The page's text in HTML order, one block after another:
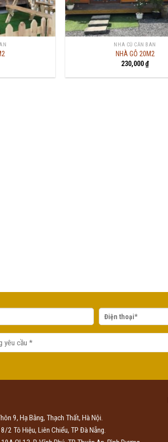
NHÀ CŨ CẦN BÁN
NHÀ GỖ 20M2
230,000₫
9, Hạ Bằng, Thạch Thất, Hà Nội.
2 Tô Hiệu, Liên Chiểu, TP Đà Nẵng.